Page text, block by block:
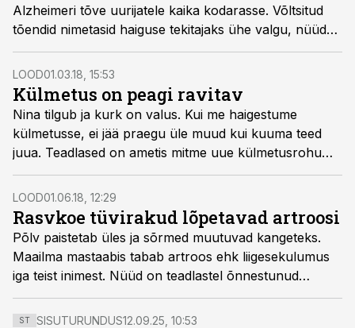
Alzheimeri tõve uurijatele kaika kodarasse. Võltsitud
tõendid nimetasid haiguse tekitajaks ühe valgu, nüüd
aga tuleb välja, et seda pole põhjust süüdistada.
LOOD01.03.18, 15:53
Külmetus on peagi ravitav
Nina tilgub ja kurk on valus. Kui me haigestume
külmetus­se, ei jää praegu üle muud kui kuuma teed
juua. Teadlased on ametis mitme uue külmetusrohu
katsetamisega ning tulevikus saame võib-olla end
külmetuse vastu isegi vaktsineerida.
LOOD01.06.18, 12:29
Rasvkoe tüvirakud lõpetavad artroosi
Põlv paistetab üles ja sõrmed muutuvad kangeteks.
Maailma mastaabis tabab artroos ehk liigesekulumus
iga teist inimest. Nüüd on teadlastel õnnestunud
tüvirakkude abiga taastada nii lagunev kõhr kui ka
kulunud luuotsad.
ST SISUTURUNDUS12.09.25, 10:53